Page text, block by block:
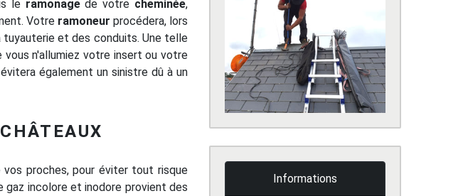
le ramonagede votre cheminée,
Votre ramoneur procédera, lors
et des conduits. Une telle
n'allumiez votre insert ou votre
également un sinistre dû à un
proches, pour éviter tout risque
gaz incolore et inodore provient des
Informations